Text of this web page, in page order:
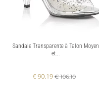
Sandale Transparente à Talon Moyen
et...
€ 90.19 € 106.10